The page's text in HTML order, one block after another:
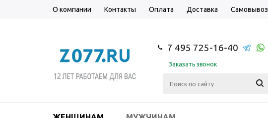
О компании Контакты Оплата Доставка Самовывоз
7 495 725-16-40
Заказать звонок